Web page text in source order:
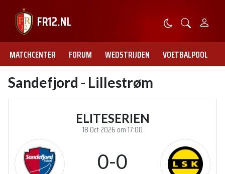
MATCHCENTER FORUM WEDSTRIJDEN VOETBALPOOL
Sandefjord - Lillestrøm
ELITESERIEN
18 Oct 2026 om 17:00
0-0